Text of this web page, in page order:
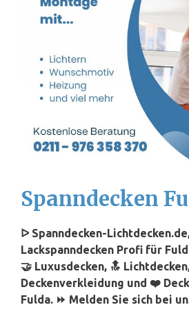
Spanndecken
ᐅ Spanndecken-
Lackspanndecken Profi für
🤝 Luxusdecken, 🔝
Deckenverkleidung und ❤️
Fulda. ⏩ Melden Sie sich bei